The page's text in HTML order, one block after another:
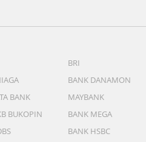
BRI
BANK DANAMON
BANK
MAYBANK
BUKOPIN
BANK MEGA
BANK HSBC